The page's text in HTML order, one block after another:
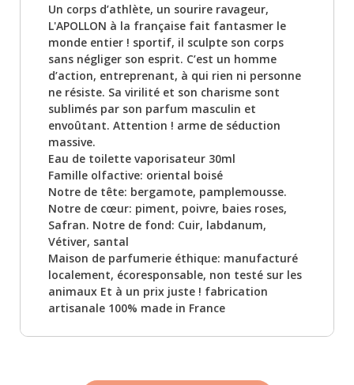
Un corps d’athlète, un sourire ravageur,
L'APOLLON à la française fait fantasmer le
monde entier ! sportif, il sculpte son corps
sans négliger son esprit. C’est un homme
d’action, entreprenant, à qui rien ni personne
ne résiste. Sa virilité et son charisme sont
sublimés par son parfum masculin et
envoûtant. Attention ! arme de séduction
massive.
Eau de toilette vaporisateur 30ml
Famille olfactive: oriental boisé
Notre de tête: bergamote, pamplemousse.
Notre de cœur: piment, poivre, baies roses,
Safran. Notre de fond: Cuir, labdanum,
Vétiver, santal
Maison de parfumerie éthique: manufacturé
localement, écoresponsable, non testé sur les
animaux Et à un prix juste ! fabrication
artisanale 100% made in France